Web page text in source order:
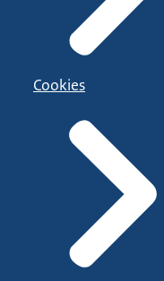
Cookies